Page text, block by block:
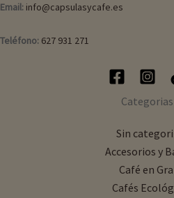
Email: info@capsulasycafe.es
Teléfono: 627 931 271
Categorias
Sin
Accesorios y
Café en
Cafés